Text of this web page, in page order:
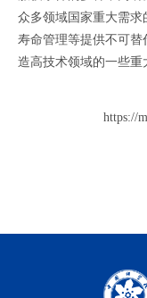
众多领域国家重大需
寿命管理等提供不可替
造高技术领域的一些重
https://